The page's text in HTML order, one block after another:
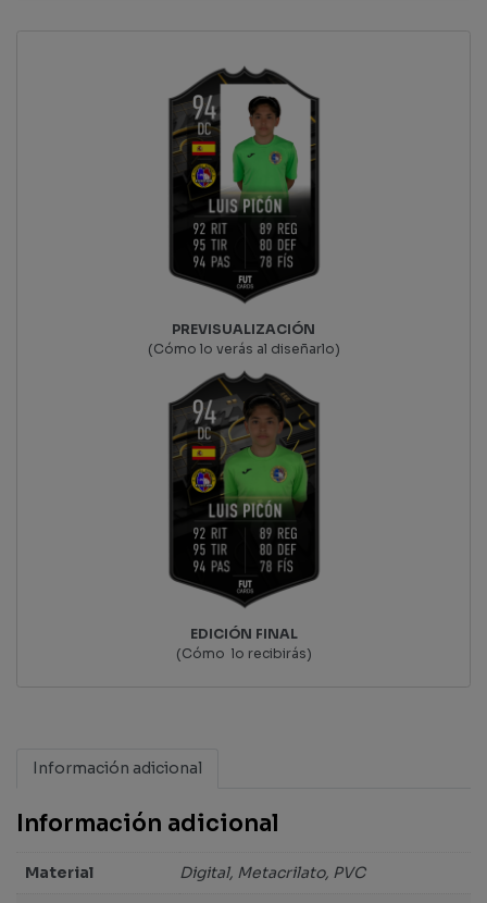
PREVISUALIZACIÓN
(Cómo lo verás al diseñarlo)
EDICIÓN FINAL
(Cómo lo recibirás)
Información adicional
Información adicional
Material Digital, Metacrilato, PVC